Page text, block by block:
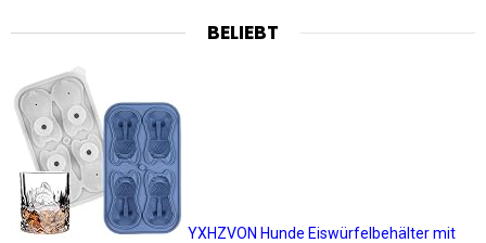
BELIEBT
YXHZVON Hunde Eiswürfelbehälter mit